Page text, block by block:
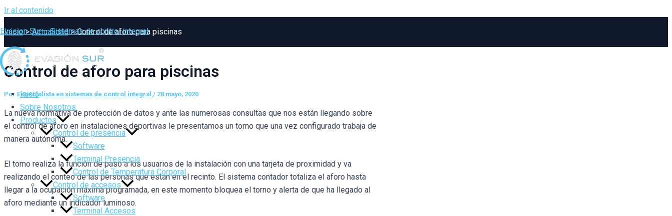
Ir al contenido
Evasion Sur – Sistemas de control integral
Inicio
Sobre Nosotros
Productos
Control de presencia
Software
Terminal Presencia
Control de Temperatura Corporal
Control de accesos
Software
Terminal Accesos
Inicio Actualidad Control de aforo para piscinas
Control de aforo para piscinas
Por Especialista en sistemas de control integral / 28 mayo, 2020
La nueva normativa de protección de datos y ante las numerosas consultas que nos están llegando sobre
el control de aforo en instalaciones deportivas le presentamos un torno que una vez configurado trabaja de
manera autónoma.
El torno realiza la función de paso a los usuarios de la instalación con una tarjeta de proximidad y va
realizando el conteo de las personas que están en el recinto. El sistema contador totaliza el aforo hasta
llegar a la ocupación máxima programada, en este momento bloquea el torno y alerta de que ha llegado al
aforo mediante un indicador luminoso.